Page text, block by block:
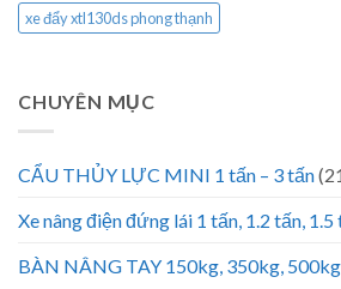
xe đẩy xtl130ds phong thạnh
CHUYÊN MỤC
CẨU THỦY LỰC MINI 1 tấn – 3 tấn
Xe nâng điện đứng lái 1 tấn, 1.2 tấn, 1.5
BÀN NÂNG TAY 150kg, 350kg,